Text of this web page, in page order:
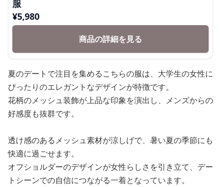
服
¥5,980
商品の詳細を見る
夏のデートで注目を集めるこちらの服は、大学生の女性に
ぴったりのエレガントなデザインが特徴です。
花柄のメッシュ装飾が上品な印象を演出し、メンズからの
好感度も抜群です。
透け感のあるメッシュ素材が涼しげで、暑い夏の季節にも
快適に過ごせます。
オフショルダーのデザインが女性らしさを引き立て、デー
トシーンでの自信につながる一着となっています。